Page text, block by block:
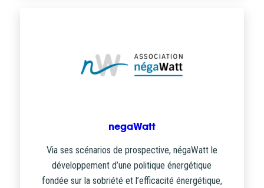
negaWatt
Via ses scénarios de prospective, négaWatt le
développement d’une politique énergétique
fondée sur la sobriété et l’efficacité énergétique,